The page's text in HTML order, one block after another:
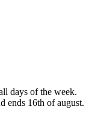
days of the week.
ends 16th of august.